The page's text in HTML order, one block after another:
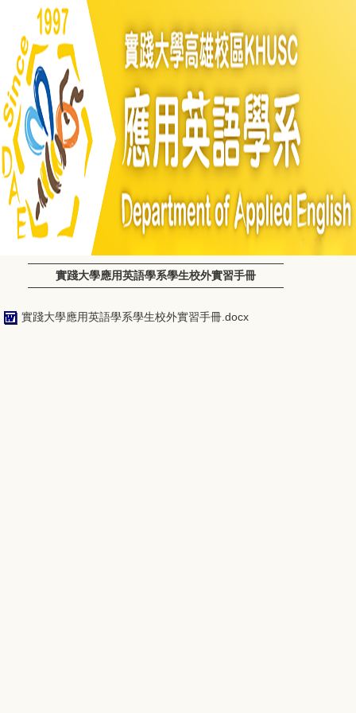
實踐大學應用英語學系學生校外實習手冊
實踐大學應用英語學系學生校外實習手冊.docx